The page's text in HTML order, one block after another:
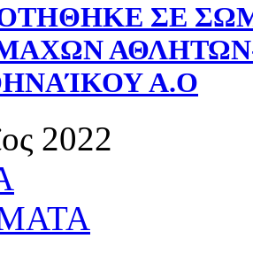
ΣΕ
Α.Ο
2022